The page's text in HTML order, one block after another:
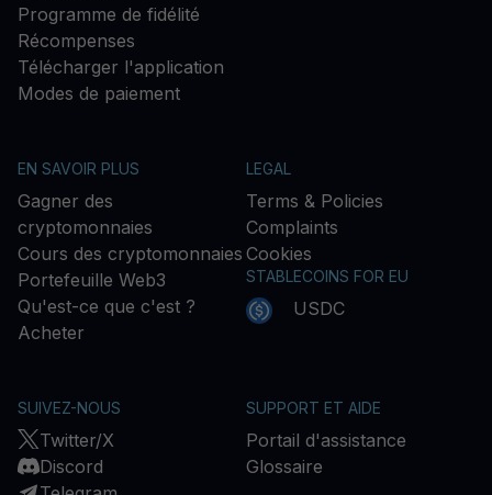
Programme de fidélité
Récompenses
Télécharger l'application
Modes de paiement
EN SAVOIR PLUS
Gagner des
cryptomonnaies
Cours des cryptomonnaies
Portefeuille Web3
Qu'est-ce que c'est ?
Acheter
LEGAL
Terms & Policies
Complaints
Cookies
STABLECOINS FOR EU
USDC
SUIVEZ-NOUS
Twitter/X
Discord
SUPPORT ET AIDE
Portail d'assistance
Glossaire